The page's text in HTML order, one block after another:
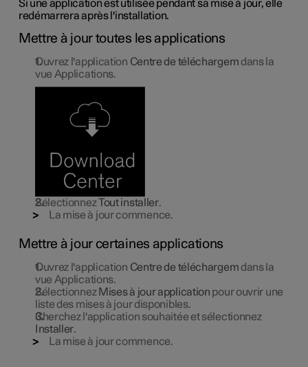
Si une application est utilisée pendant sa mise à jour, elle
redémarrera après l'installation.
Mettre à jour toutes les applications
Ouvrez l'application Centre de téléchargem dans la
vue Applications.
SélectionnezTout installer.
La mise à jour commence.
Mettre à jour certaines applications
Ouvrez l'application Centre de téléchargem dans la
vue Applications.
Sélectionnez Mises à jour application pour ouvrir une
liste des mises à jour disponibles.
Cherchez l'application souhaitée et sélectionnez
Installer.
La mise à jour commence.